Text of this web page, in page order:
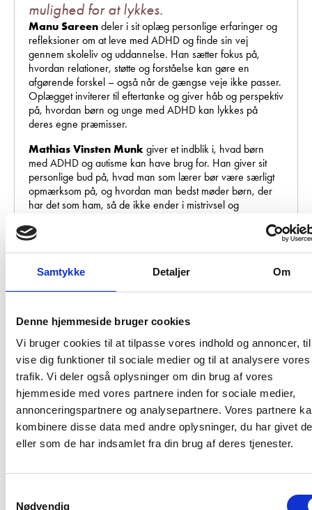
Samtykke Detaljer Om
Denne hjemmeside bruger cookies
Vi bruger cookies til at tilpasse vores indhold og annoncer,
vise dig funktioner til sociale medier og til at analysere vores
trafik. Vi deler også oplysninger om din brug af vores
hjemmeside med vores partnere inden for sociale medier,
annonceringspartnere og analysepartnere. Vores partnere
kombinere disse data med andre oplysninger, du har givet
eller som de har indsamlet fra din brug af deres tjenester.
Nødvendig
Manu Sareen
Forfatter & tidligere minister
mulighed for at lykkes.
Manu Sareen deler i sit oplæg personlige erfaringer og
refleksioner om at leve med ADHD og finde sin vej
gennem skoleliv og uddannelse. Han sætter fokus på,
hvordan relationer, støtte og forståelse kan gøre en
afgørende forskel – også når de gængse veje ikke passer.
Oplægget inviterer til eftertanke og giver håb og perspektiv
på, hvordan børn og unge med ADHD kan lykkes på
deres egne præmisser.
Mathias Vinsten Munk giver et indblik i, hvad børn
med ADHD og autisme kan have brug for. Han giver sit
personlige bud på, hvad man som lærer bør være særligt
opmærksom på, og hvordan man bedst møder børn, der
har det som ham, så de ikke ender i mistrivsel og
Mathias Vinsten Munk
en ærlig samtale om ADHD,
Oplægsholder: Manu Sareen og Mathias
Vinsten Munk